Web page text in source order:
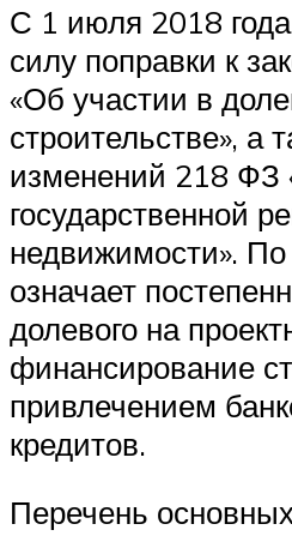
С 1 июля 2018
силу поправки к
«Об участии в
строительстве», а
изменений 218 ФЗ
государственной
недвижимости». По
означает
долевого на
финансирование
привлечением
кредитов.
Перечень